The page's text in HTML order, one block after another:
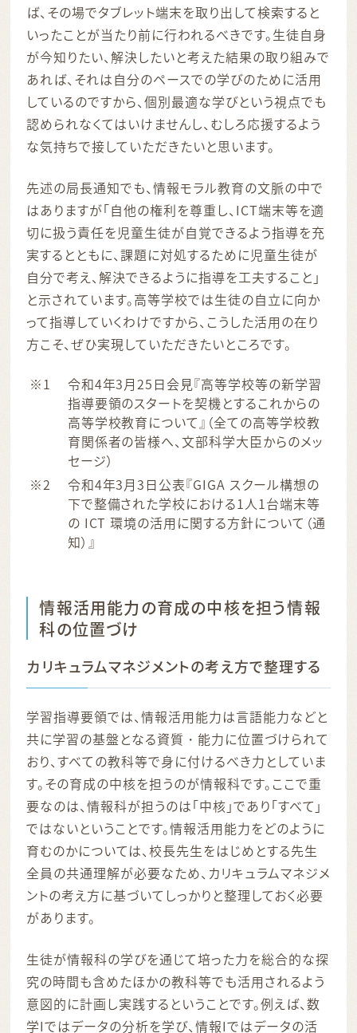
ば、その場でタブレット端末を取り出して検索すると
いったことが当たり前に行われるべきです。生徒自身
が今知りたい、解決したいと考えた結果の取り組みで
あれば、それは自分のペースでの学びのために活用
しているのですから、個別最適な学びという視点でも
認められなくてはいけませんし、むしろ応援するよう
な気持ちで接していただきたいと思います。
先述の局長通知でも、情報モラル教育の文脈の中で
はありますが「自他の権利を尊重し、ICT端末等を適
切に扱う責任を児童生徒が自覚できるよう指導を充
実するとともに、課題に対処するために児童生徒が
自分で考え、解決できるように指導を工夫すること」
と示されています。高等学校では生徒の自立に向か
って指導していくわけですから、こうした活用の在り
方こそ、ぜひ実現していただきたいところです。
令和4年3月25日会見『高等学校等の新学習
指導要領のスタートを契機とするこれからの
高等学校教育について』（全ての高等学校教
育関係者の皆様へ、文部科学大臣からのメッ
セージ）
令和4年3月3日公表『GIGA スクール構想の
下で整備された学校における1人1台端末等
の ICT 環境の活用に関する方針について（通
知）』
情報活用能力の育成の中核を担う情報
科の位置づけ
カリキュラムマネジメントの考え方で整理する
学習指導要領では、情報活用能力は言語能力などと
共に学習の基盤となる資質・能力に位置づけられて
おり、すべての教科等で身に付けるべき力としていま
す。その育成の中核を担うのが情報科です。ここで重
要なのは、情報科が担うのは「中核」であり「すべて」
ではないということです。情報活用能力をどのように
育むのかについては、校長先生をはじめとする先生
全員の共通理解が必要なため、カリキュラムマネジメ
ントの考え方に基づいてしっかりと整理しておく必要
があります。
生徒が情報科の学びを通じて培った力を総合的な探
究の時間も含めたほかの教科等でも活用されるよう
意図的に計画し実践するということです。例えば、数
学Iではデータの分析を学び、情報Iではデータの活